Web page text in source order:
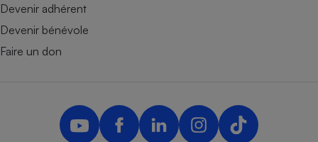
Devenir adhérent
Devenir bénévole
Faire un don